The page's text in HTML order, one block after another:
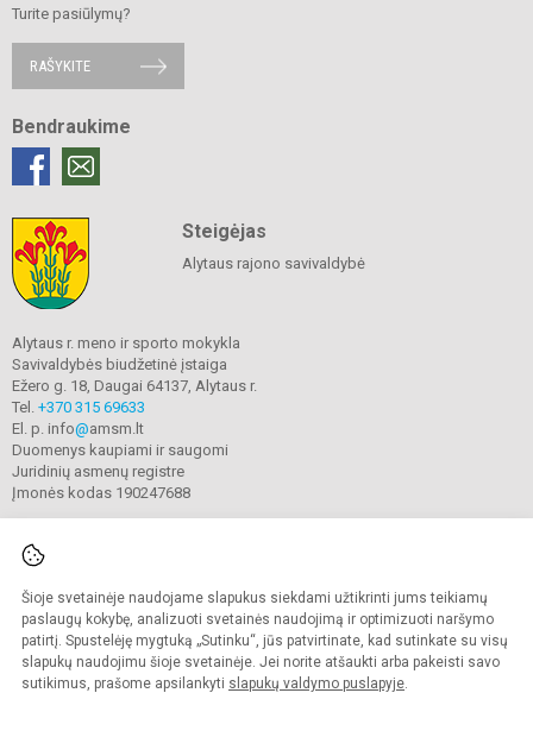
Šioje svetainėje naudojame slapukus siekdami užtikrinti jums teikiamų
paslaugų kokybę, analizuoti svetainės naudojimą ir optimizuoti naršymo
patirtį. Spustelėję mygtuką „Sutinku“, jūs patvirtinate, kad sutinkate su visų
slapukų naudojimu šioje svetainėje. Jei norite atšaukti arba pakeisti savo
sutikimus, prašome apsilankyti slapukų valdymo puslapyje.
Turite pasiūlymų?
RAŠYKITE
Bendraukime
Steigėjas
Alytaus rajono savivaldybė
Alytaus r. meno ir sporto mokykla
Savivaldybės biudžetinė įstaiga
Ežero g. 18, Daugai 64137, Alytaus r.
Tel. +370 315 69633
El. p. info@amsm.lt
Duomenys kaupiami ir saugomi
Juridinių asmenų registre
Įmonės kodas 190247688
© 2020. Alytaus r. meno ir sporto mokykla. Visos teisės saugomos.
Kopijuoti turinį be raštiško mokyklos sutikimo griežtai draudžiama.
Prieinamumo paraiška Slapukų valdymas
Sumanus būdas atnaujinti